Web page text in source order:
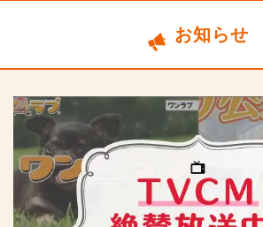
お知らせ